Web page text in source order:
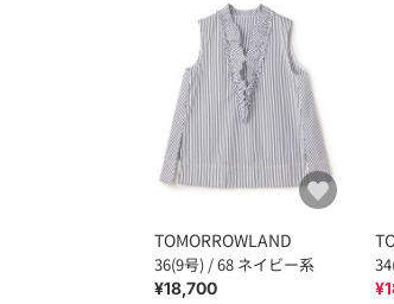
TOMORROWLAND
36(9号) / 68 ネイビー系
¥18,700